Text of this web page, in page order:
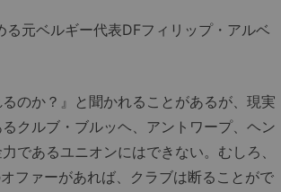
元ベルギー代表DFフィリップ・アルベ
のか？』と聞かれることがあるが、現実
クルブ・ブルッヘ、アントワープ、ヘン
であるユニオンにはできない。むしろ、
ファーがあれば、クラブは断ることがで